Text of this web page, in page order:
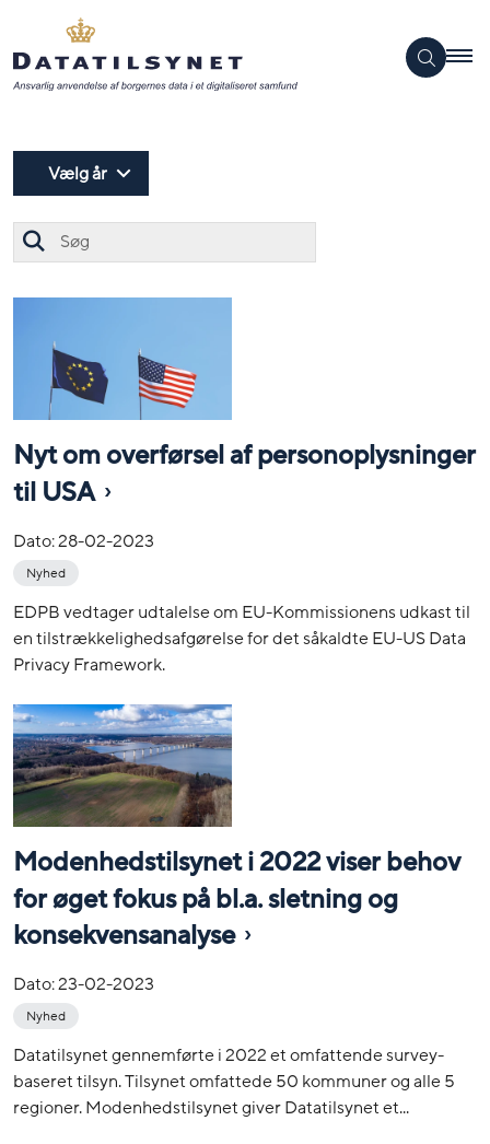
Vælg år
Nyt om overførsel af personoplysninger
til USA
Dato:28-02-2023
Nyhed
EDPB vedtager udtalelse om EU-Kommissionens udkast til
en tilstrækkelighedsafgørelse for det såkaldte EU-US Data
Privacy Framework.
Modenhedstilsynet i 2022 viser behov
for øget fokus på bl.a. sletning og
konsekvensanalyse
Dato:23-02-2023
Nyhed
Datatilsynet gennemførte i 2022 et omfattende survey-
baseret tilsyn. Tilsynet omfattede 50 kommuner og alle 5
regioner. Modenhedstilsynet giver Datatilsynet et...